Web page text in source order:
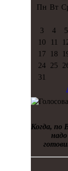
Пн Вт
3
4 5
10
11
17
18
24
25
31
Когда, по